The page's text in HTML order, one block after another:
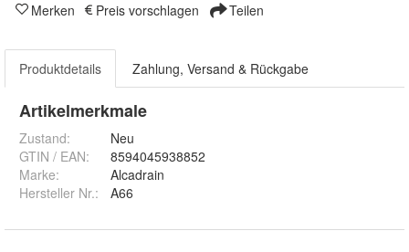
Merken Preis vorschlagen Teilen
Produktdetails Zahlung, Versand & Rückgabe
Artikelmerkmale
Zustand:
Neu
GTIN / EAN:
8594045938852
Marke:
Alcadrain
Hersteller Nr.:
A66